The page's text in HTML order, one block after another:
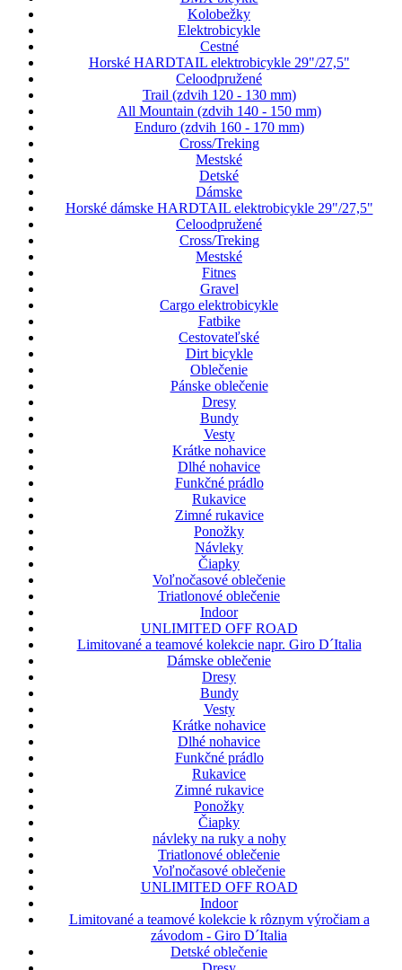
Kolobežky
Elektrobicykle
Cestné
Horské HARDTAIL elektrobicykle 29"/27,5"
Celoodpružené
Trail (zdvih 120 - 130 mm)
All Mountain (zdvih 140 - 150 mm)
Enduro (zdvih 160 - 170 mm)
Cross/Treking
Mestské
Detské
Dámske
Horské dámske HARDTAIL elektrobicykle 29"/27,5"
Celoodpružené
Cross/Treking
Mestské
Fitnes
Gravel
Cargo elektrobicykle
Fatbike
Cestovateľské
Dirt bicykle
Oblečenie
Pánske oblečenie
Dresy
Bundy
Vesty
Krátke nohavice
Dlhé nohavice
Funkčné prádlo
Rukavice
Zimné rukavice
Ponožky
Návleky
Čiapky
Voľnočasové oblečenie
Triatlonové oblečenie
Indoor
UNLIMITED OFF ROAD
Limitované a teamové kolekcie napr. Giro D´Italia
Dámske oblečenie
Dresy
Bundy
Vesty
Krátke nohavice
Dlhé nohavice
Funkčné prádlo
Rukavice
Zimné rukavice
Ponožky
Čiapky
návleky na ruky a nohy
Triatlonové oblečenie
Voľnočasové oblečenie
UNLIMITED OFF ROAD
Indoor
Limitované a teamové kolekcie k rôznym výročiam a
závodom - Giro D´Italia
Detské oblečenie